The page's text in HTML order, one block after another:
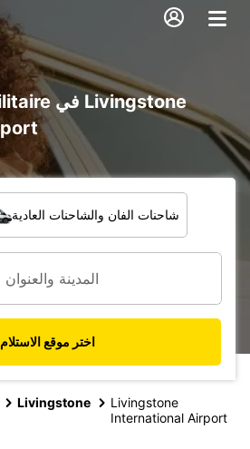
شاحنات الفان والشاحنات العادية
اختر موقع الاستلام
Livingstone
Livingstone
International Airport